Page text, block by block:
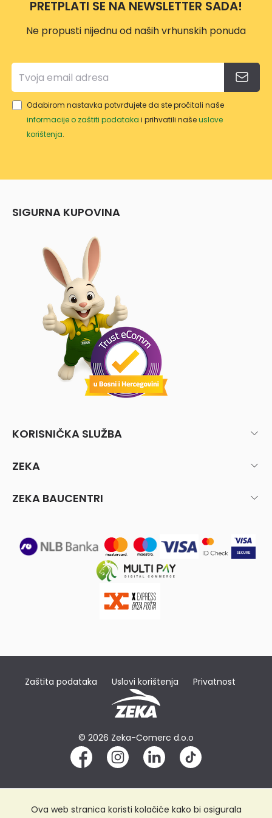
18/15
SOLO
PRETPLATI SE NA NEWSLETTER SADA!
Ne propusti nijednu od naših vrhunskih ponuda
Odabirom nastavka potvrđujete da ste pročitali naše
informacije o zaštiti podataka i prihvatili našeuslove
korištenja.
SIGURNA KUPOVINA
KORISNIČKA SLUŽBA
ZEKA
ZEKA BAUCENTRI
Zaštita podataka Uslovi korištenja Privatnost
© 2026 Zeka-Comerc d.o.o
Ova web stranica koristi kolačiće kako bi osigurala